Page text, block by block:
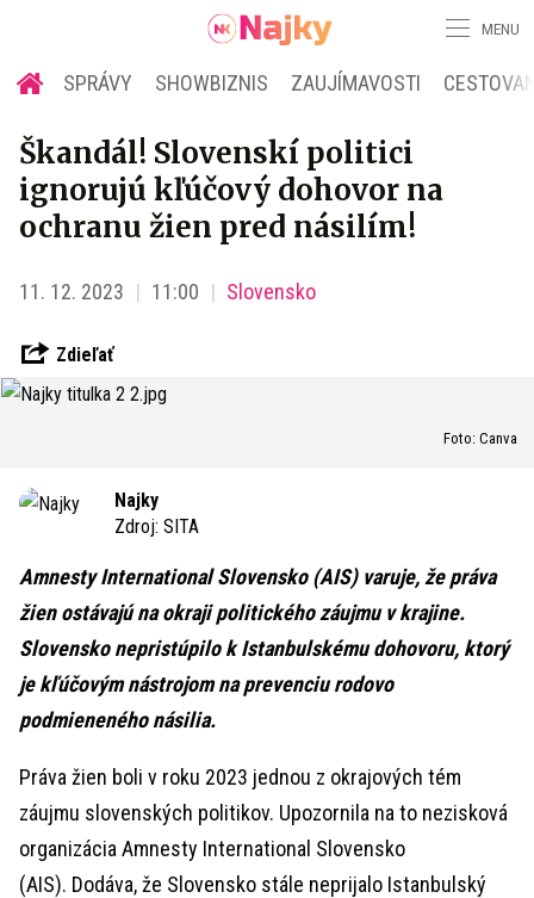
MENU
SPRÁVY SHOWBIZNIS ZAUJÍMAVOSTI
Škandál! Slovenskí politici
ignorujú kľúčový dohovor na
ochranu žien pred násilím!
11. 12. 2023 11:00 Slovensko
Zdieľať
Foto: Canva
Najky
Zdroj: SITA
Amnesty International Slovensko (AIS) varuje, že práva
žien ostávajú na okraji politického záujmu v krajine.
Slovensko nepristúpilo k Istanbulskému dohovoru, ktorý
je kľúčovým nástrojom na prevenciu rodovo
podmieneného násilia.
Práva žien boli v roku 2023 jednou z okrajových tém
záujmu slovenských politikov. Upozornila na to nezisková
organizácia Amnesty International Slovensko
(AIS). Dodáva, že Slovensko stále neprijalo Istanbulský